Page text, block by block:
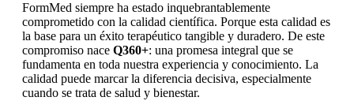
FormMed siempre ha estado inquebrantablemente
comprometido con la calidad científica. Porque esta calidad es
la base para un éxito terapéutico tangible y duradero. De este
compromiso nace Q360+: una promesa integral que se
fundamenta en toda nuestra experiencia y conocimiento. La
calidad puede marcar la diferencia decisiva, especialmente
cuando se trata de salud y bienestar.